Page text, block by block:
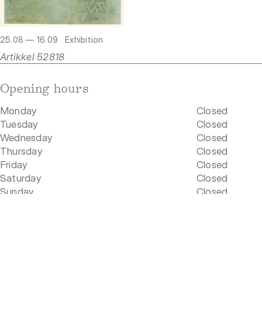
25.08 — 16.09 Exhibition
Artikkel 52818
Opening hours
Monday
Closed
Tuesday
Closed
Wednesday
Closed
Thursday
Closed
Friday
Closed
Saturday
Closed
Sunday
Closed